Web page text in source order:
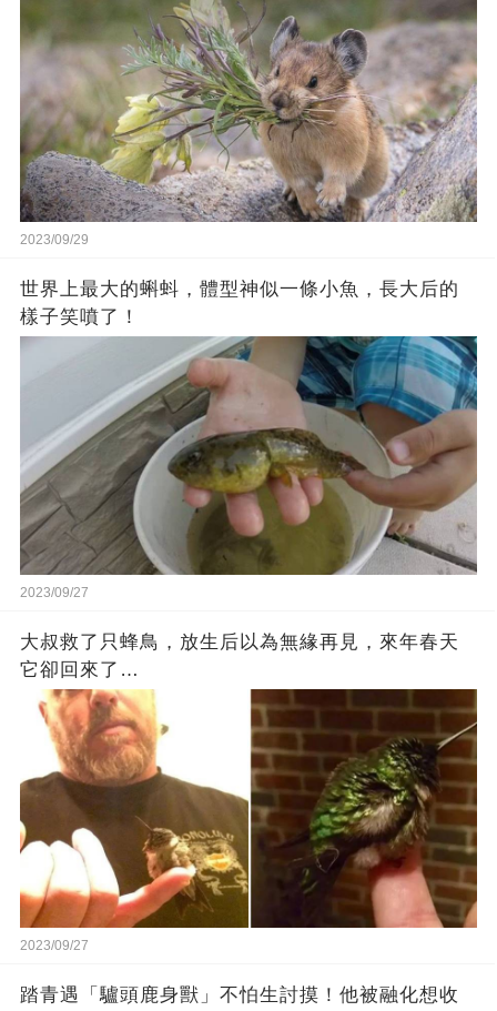
2023/09/29
世界上最大的蝌蚪，體型神似一條小魚，長大后的
樣子笑噴了！
2023/09/27
大叔救了只蜂鳥，放生后以為無緣再見，來年春天
它卻回來了…
2023/09/27
踏青遇「驢頭鹿身獸」不怕生討摸！他被融化想收